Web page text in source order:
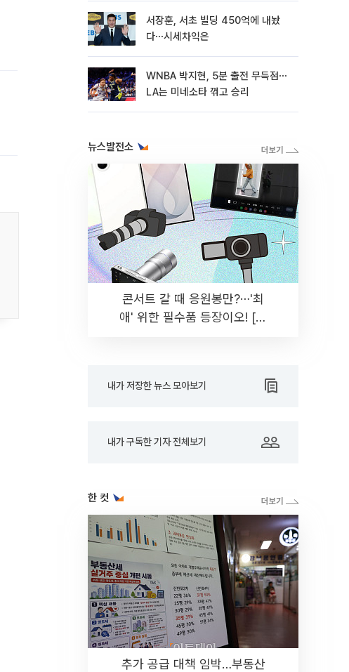
서장훈, 서초 빌딩 450억에 내놨
다⋯시세차익은
WNBA 박지현, 5분 출전 무득점⋯
LA는 미네소타 꺾고 승리
뉴스발전소
콘서트 갈 때 응원봉만?⋯'최
애' 위한 필수품 등장이오! [솔
내가 저장한 뉴스 모아보기
내가 구독한 기자 전체보기
한 컷
추가 공급 대책 임박…부동산